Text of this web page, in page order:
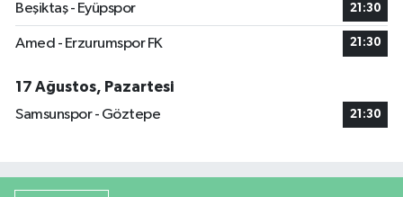
Beşiktaş - Eyüpspor 21:30
Amed - Erzurumspor FK 21:30
17 Ağustos, Pazartesi
Samsunspor - Göztepe
21:30